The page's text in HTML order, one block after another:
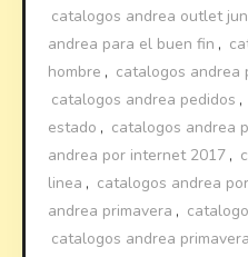
catalogos andrea outlet
andrea para el buen fin ,
hombre , catalogos andrea
catalogos andrea pedidos ,
estado , catalogos andrea
andrea por internet 2017 ,
linea , catalogos andrea
andrea primavera ,
catalogos andrea